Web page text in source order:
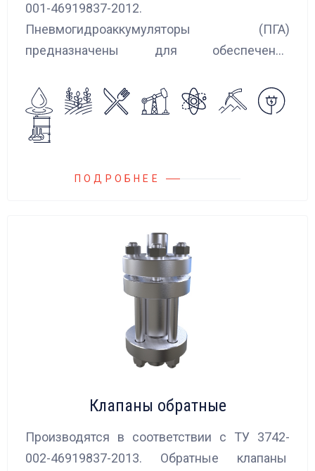
001-46919837-2012.
Пневмогидроаккумуляторы (ПГА)
предназначены для обеспечения
колебаний потока жидкости, возникающих в
гидравлических системах.
ПОДРОБНЕЕ
Клапаны обратные
Производятся в соответствии с ТУ 3742-
002-46919837-2013. Обратные клапаны